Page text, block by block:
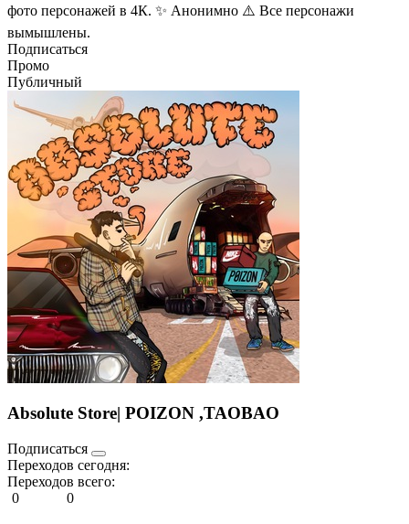
фото персонажей в 4К. ✨ Анонимно ⚠️ Все персонажи
вымышлены.
Подписаться
Промо
Публичный
Absolute Store| POIZON ,TAOBAO
Подписаться
Переходов сегодня:
Переходов всего:
0
0